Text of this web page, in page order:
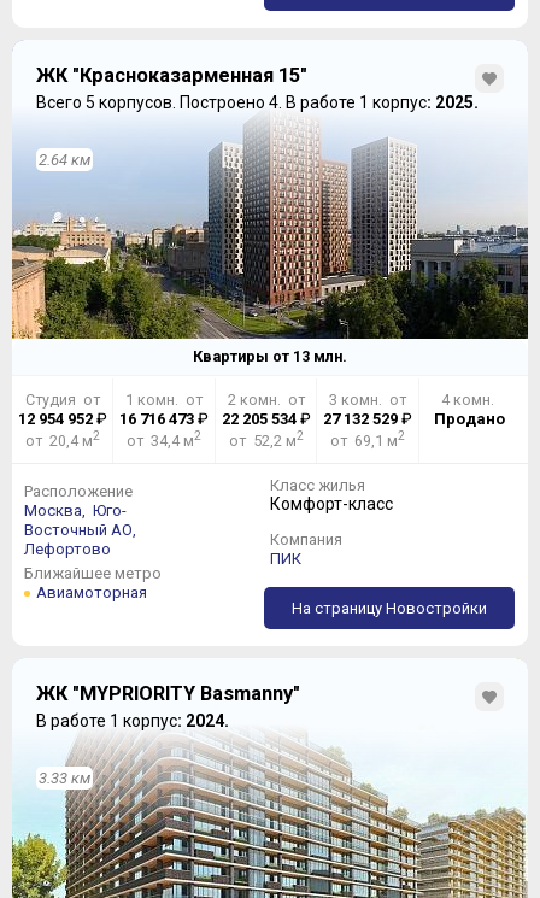
ЖК "Красноказарменная 15"
Всего 5 корпусов. Построено 4. В работе 1 корпус: 2025.
2.64 км
Квартиры от 13 млн.
Студия от
12 954 952₽
от 20,4 м2
1 комн. от
16 716 473 ₽
от 34,4 м2
2 комн. от
22 205 534₽
от 52,2 м2
3 комн. от
27 132 529 ₽
от 69,1 м2
4 комн.
Продано
Расположение
Москва, Юго-
Восточный АО,
Лефортово
Ближайшее метро
Авиамоторная
Класс жилья
Комфорт-класс
Компания
ПИК
На страницу Новостройки
ЖК "MYPRIORITY Basmanny"
В работе 1 корпус: 2024.
3.33 км